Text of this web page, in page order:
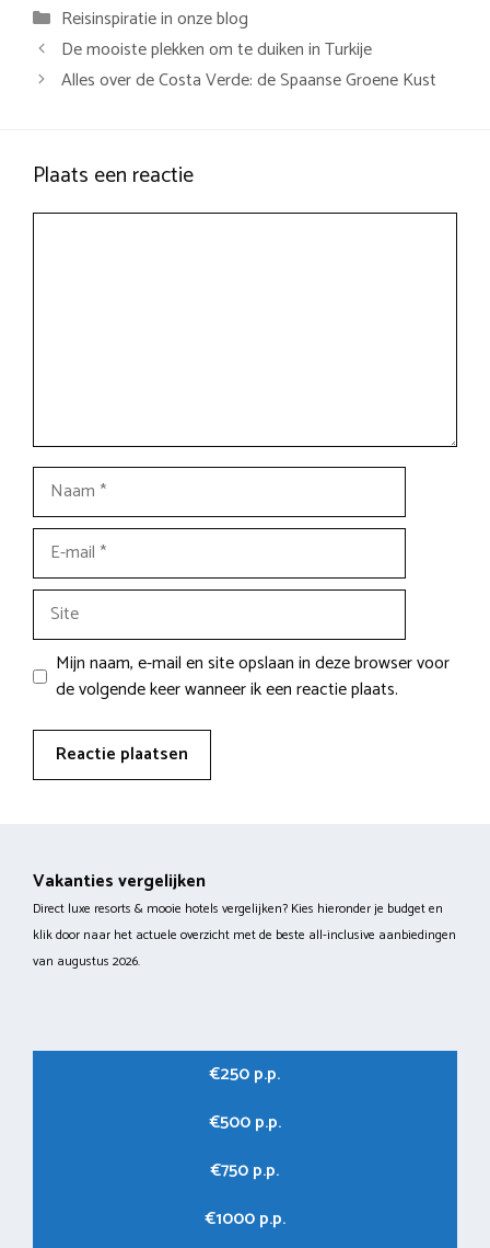
Categorieën
Reisinspiratie in onze blog
De mooiste plekken om te duiken in Turkije
Alles over de Costa Verde: de Spaanse Groene Kust
Plaats een reactie
Naam
mail
Site
Mijn naam, e-mail en site opslaan in deze browser voor
de volgende keer wanneer ik een reactie plaats.
Vakanties vergelijken
Direct luxe resorts & mooie hotels vergelijken? Kies hieronder je budget en
klik door naar het actuele overzicht met de beste all-inclusive aanbiedingen
van augustus 2026.
€250 p.p.
€500 p.p.
€750 p.p.
€1000 p.p.